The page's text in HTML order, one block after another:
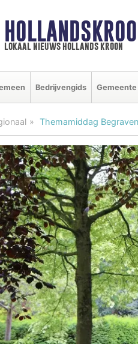
lokaal nieuws hollands kroon
Bedrijvengids Gemeente
Themamiddag